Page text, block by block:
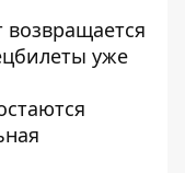
уже